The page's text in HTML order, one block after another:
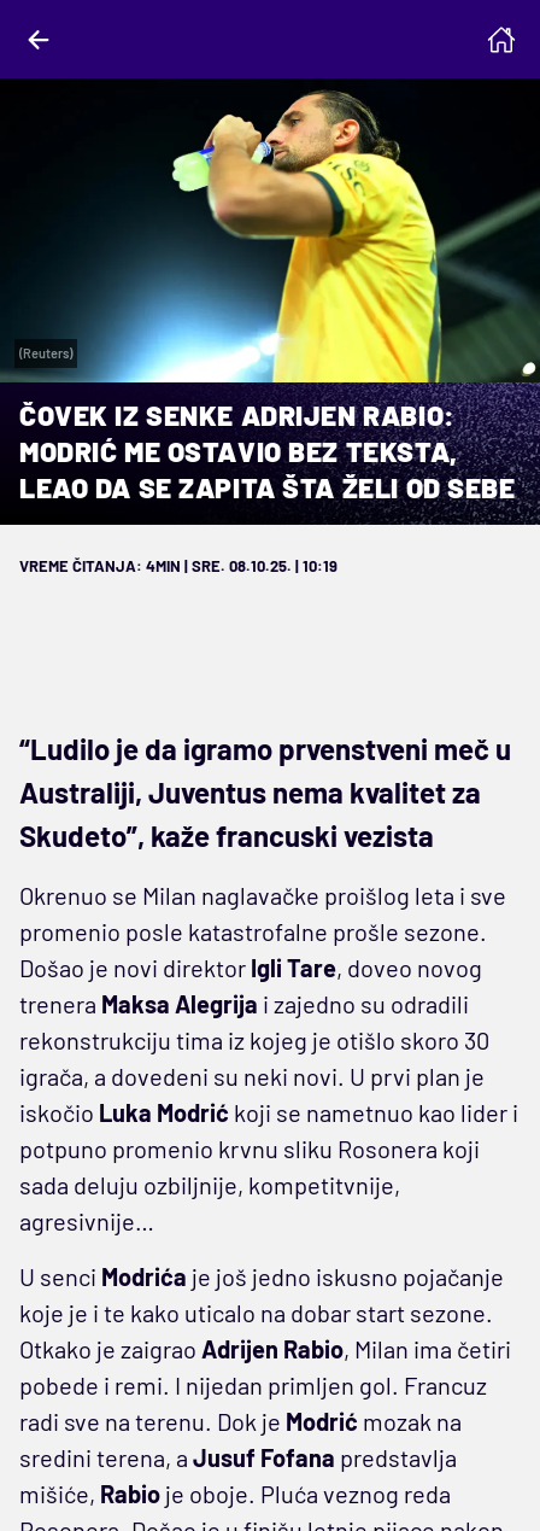
(Reuters)
ČOVEK IZ SENKE ADRIJEN RABIO:
MODRIĆ ME OSTAVIO BEZ TEKSTA,
LEAO DA SE ZAPITA ŠTA ŽELI OD SEBE
VREME ČITANJA: 4MIN | SRE. 08.10.25. | 10:19
“Ludilo je da igramo prvenstveni meč u
Australiji, Juventus nema kvalitet za
Skudeto”, kaže francuski vezista
Okrenuo se Milan naglavačke proišlog leta i sve
promenio posle katastrofalne prošle sezone.
Došao je novi direktor Igli Tare, doveo novog
trenera Maksa Alegrija i zajedno su odradili
rekonstrukciju tima iz kojeg je otišlo skoro 30
igrača, a dovedeni su neki novi. U prvi plan je
iskočio Luka Modrić koji se nametnuo kao lider i
potpuno promenio krvnu sliku Rosonera koji
sada deluju ozbiljnije, kompetitvnije,
agresivnije…
U senci Modrića je još jedno iskusno pojačanje
koje je i te kako uticalo na dobar start sezone.
Otkako je zaigrao Adrijen Rabio, Milan ima četiri
pobede i remi. I nijedan primljen gol. Francuz
radi sve na terenu. Dok je Modrić mozak na
sredini terena, a Jusuf Fofana predstavlja
mišiće, Rabio je oboje. Pluća veznog reda